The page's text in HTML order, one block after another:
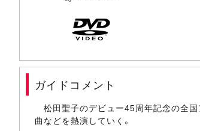
ガイドコメント
松田聖子のデビュー45周年記念の全
曲などを熱演していく。